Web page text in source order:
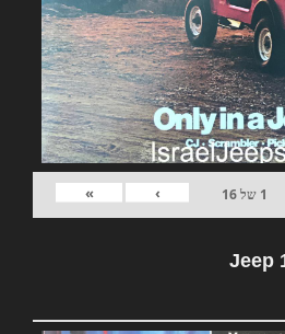
1 של16
›
»